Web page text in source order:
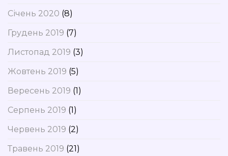
Січень 2020 (8)
Грудень 2019 (7)
Листопад 2019 (3)
Жовтень 2019 (5)
Вересень 2019 (1)
Серпень 2019 (1)
Червень 2019 (2)
Травень 2019 (21)